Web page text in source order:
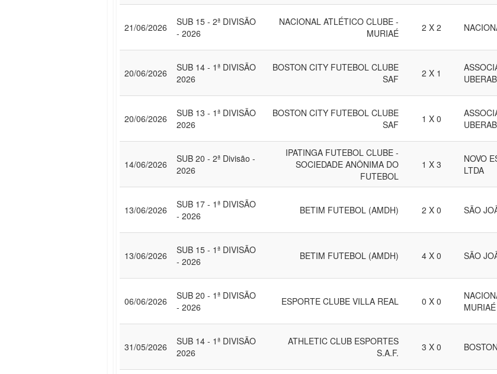
21/06/2026
SUB 15 - 2ª DIVISÃO
- 2026
NACIONAL ATLÉTICO CLUBE -
MURIAÉ
2 X 2
20/06/2026
SUB 14 - 1ª DIVISÃO
2026
BOSTON CITY FUTEBOL CLUBE
SAF
2 X 1
20/06/2026
SUB 13 - 1ª DIVISÃO
2026
BOSTON CITY FUTEBOL CLUBE
SAF
1 X 0
14/06/2026
SUB 20 - 2ª Divisão -
2026
IPATINGA FUTEBOL CLUBE -
SOCIEDADE ANÔNIMA DO
FUTEBOL
1 X 3
NOVO
LTDA
13/06/2026
SUB 17 - 1ª DIVISÃO
- 2026
BETIM FUTEBOL (AMDH) 2 X 0 SÃO
13/06/2026
SUB 15 - 1ª DIVISÃO
- 2026
BETIM FUTEBOL (AMDH) 4 X 0 SÃO
06/06/2026
SUB 20 - 1ª DIVISÃO
- 2026
ESPORTE CLUBE VILLA REAL 0 X 0
MURIAÉ
31/05/2026
SUB 14 - 1ª DIVISÃO
2026
ATHLETIC CLUB ESPORTES
S.A.F.
3 X 0